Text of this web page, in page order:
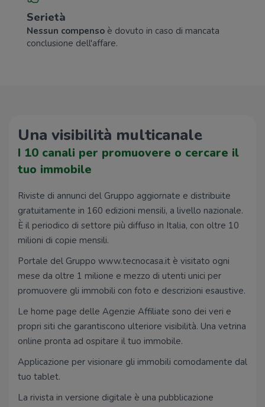
Serietà
Nessun compenso è dovuto in caso di mancata
conclusione dell'affare.
Una visibilità multicanale
I 10 canali per promuovere o cercare il
tuo immobile
Riviste di annunci del Gruppo aggiornate e distribuite
gratuitamente in 160 edizioni mensili, a livello nazionale.
È il periodico di settore più diffuso in Italia, con oltre 10
milioni di copie mensili.
Portale del Gruppo www.tecnocasa.it è visitato ogni
mese da oltre 1 milione e mezzo di utenti unici per
promuovere gli immobili con foto e descrizioni esaustive.
Le home page delle Agenzie Affiliate sono dei veri e
propri siti che garantiscono ulteriore visibilità. Una vetrina
online pronta ad ospitare il tuo immobile.
Applicazione per visionare gli immobili comodamente dal
tuo tablet.
La rivista in versione digitale è una pubblicazione